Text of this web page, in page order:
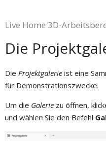
Live Home 3D-
Die
Die Projektgalerie ist eine
für Demonstrationszwecke.
Um die Galerie zu öffnen,
und wählen Sie den Befehl